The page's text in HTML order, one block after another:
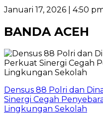
Januari 17, 2026 | 4:50
BANDA ACEH
Densus 88 Polri dan
Sinergi Cegah
Lingkungan Sekolah